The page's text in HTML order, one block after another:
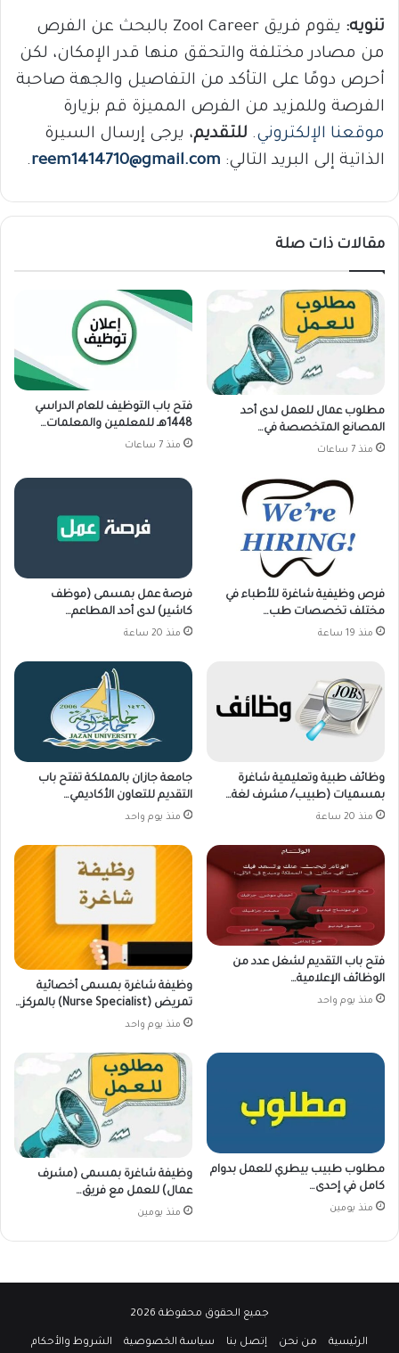
تنويه:
يقوم فريق Zool Career بالبحث عن الفرص
من مصادر مختلفة والتحقق منها قدر الإمكان، لكن
أحرص دومًا على التأكد من التفاصيل والجهة صاحبة
الفرصة وللمزيد من الفرص المميزة قم بزيارة
موقعنا الإلكتروني. للتقديم، يرجى إرسال السيرة
الذاتية إلى البريد التالي: reem1414710@gmail.com
.
مقالات ذات صلة
مطلوب عمال للعمل لدى أحد
المصانع المتخصصة في…
منذ 7 ساعات
فتح باب التوظيف للعام الدراسي
1448هـ للمعلمين والمعلمات…
منذ 7 ساعات
فرص وظيفية شاغرة للأطباء في
مختلف تخصصات طب…
منذ 19 ساعة
فرصة عمل بمسمى (موظف
كاشير) لدى أحد المطاعم…
منذ 20 ساعة
وظائف طبية وتعليمية شاغرة
بمسميات (طبيب/ مشرف لغة…
منذ 20 ساعة
جامعة جازان بالمملكة تفتح باب
التقديم للتعاون الأكاديمي…
منذ يوم واحد
فتح باب التقديم لشغل عدد من
الوظائف الإعلامية…
منذ يوم واحد
وظيفة شاغرة بمسمى أخصائية
تمريض (Nurse Specialist) بالمركز…
منذ يوم واحد
مطلوب طبيب بيطري للعمل بدوام
كامل في إحدى…
منذ يومين
وظيفة شاغرة بمسمى (مشرف
عمال) للعمل مع فريق…
منذ يومين
جميع الحقوق محفوظة 2026
الرئيسية من نحن إتصل بنا سياسة الخصوصية الشروط والأحكام